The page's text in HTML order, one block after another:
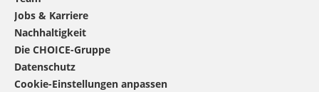
Jobs & Karriere
Nachhaltigkeit
Die CHOICE-Gruppe
Datenschutz
Cookie-Einstellungen anpassen